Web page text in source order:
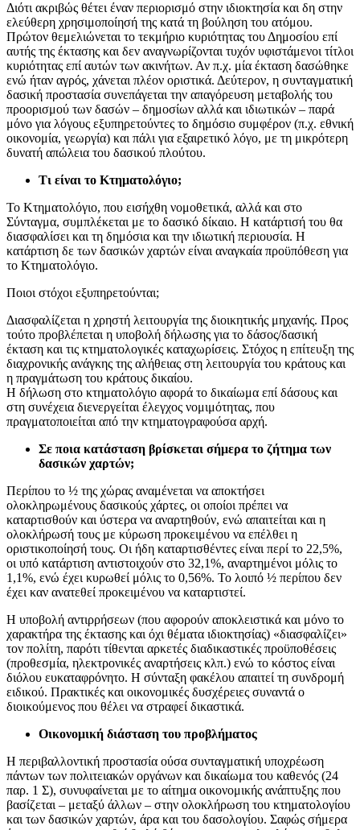
Διότι ακριβώς θέτει έναν περιορισμό στην ιδιοκτησία και δη στην
ελεύθερη χρησιμοποίησή της κατά τη βούληση του ατόμου.
Πρώτον θεμελιώνεται το τεκμήριο κυριότητας του Δημοσίου επί
αυτής της έκτασης και δεν αναγνωρίζονται τυχόν υφιστάμενοι τίτλοι
κυριότητας επί αυτών των ακινήτων. Αν π.χ. μία έκταση δασώθηκε
ενώ ήταν αγρός, χάνεται πλέον οριστικά. Δεύτερον, η συνταγματική
δασική προστασία συνεπάγεται την απαγόρευση μεταβολής του
προορισμού των δασών – δημοσίων αλλά και ιδιωτικών – παρά
μόνο για λόγους εξυπηρετούντες το δημόσιο συμφέρον (π.χ. εθνική
οικονομία, γεωργία) και πάλι για εξαιρετικό λόγο, με τη μικρότερη
δυνατή απώλεια του δασικού πλούτου.
Τι είναι το Κτηματολόγιο;
Το Κτηματολόγιο, που εισήχθη νομοθετικά, αλλά και στο
Σύνταγμα, συμπλέκεται με το δασικό δίκαιο. Η κατάρτισή του θα
διασφαλίσει και τη δημόσια και την ιδιωτική περιουσία. Η
κατάρτιση δε των δασικών χαρτών είναι αναγκαία προϋπόθεση για
το Κτηματολόγιο.
Ποιοι στόχοι εξυπηρετούνται;
Διασφαλίζεται η χρηστή λειτουργία της διοικητικής μηχανής. Προς
τούτο προβλέπεται η υποβολή δήλωσης για το δάσος/δασική
έκταση και τις κτηματολογικές καταχωρίσεις. Στόχος η επίτευξη της
διαχρονικής ανάγκης της αλήθειας στη λειτουργία του κράτους και
η πραγμάτωση του κράτους δικαίου.
Η δήλωση στο κτηματολόγιο αφορά το δικαίωμα επί δάσους και
στη συνέχεια διενεργείται έλεγχος νομιμότητας, που
πραγματοποιείται από την κτηματογραφούσα αρχή.
Σε ποια κατάσταση βρίσκεται σήμερα το ζήτημα των
δασικών χαρτών;
Περίπου το ½ της χώρας αναμένεται να αποκτήσει
ολοκληρωμένους δασικούς χάρτες, οι οποίοι πρέπει να
καταρτισθούν και ύστερα να αναρτηθούν, ενώ απαιτείται και η
ολοκλήρωσή τους με κύρωση προκειμένου να επέλθει η
οριστικοποίησή τους. Οι ήδη καταρτισθέντες είναι περί το 22,5%,
οι υπό κατάρτιση αντιστοιχούν στο 32,1%, αναρτημένοι μόλις το
1,1%, ενώ έχει κυρωθεί μόλις τo 0,56%. Το λοιπό ½ περίπου δεν
έχει καν ανατεθεί προκειμένου να καταρτιστεί.
Η υποβολή αντιρρήσεων (που αφορούν αποκλειστικά και μόνο το
χαρακτήρα της έκτασης και όχι θέματα ιδιοκτησίας) «διασφαλίζει»
τον πολίτη, παρότι τίθενται αρκετές διαδικαστικές προϋποθέσεις
(προθεσμία, ηλεκτρονικές αναρτήσεις κλπ.) ενώ το κόστος είναι
διόλου ευκαταφρόνητο. Η σύνταξη φακέλου απαιτεί τη συνδρομή
ειδικού. Πρακτικές και οικονομικές δυσχέρειες συναντά ο
διοικούμενος που θέλει να στραφεί δικαστικά.
Οικονομική διάσταση του προβλήματος
Η περιβαλλοντική προστασία ούσα συνταγματική υποχρέωση
πάντων των πολιτειακών οργάνων και δικαίωμα του καθενός (24
παρ. 1 Σ), συνυφαίνεται με το αίτημα οικονομικής ανάπτυξης που
βασίζεται – μεταξύ άλλων – στην ολοκλήρωση του κτηματολογίου
και των δασικών χαρτών, άρα και του δασολογίου. Σαφώς σήμερα